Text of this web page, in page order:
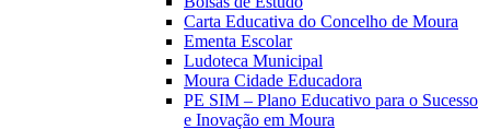
Carta Educativa do Concelho de Moura
Ementa Escolar
Ludoteca Municipal
Moura Cidade Educadora
PE SIM – Plano Educativo para o Sucesso
e Inovação em Moura